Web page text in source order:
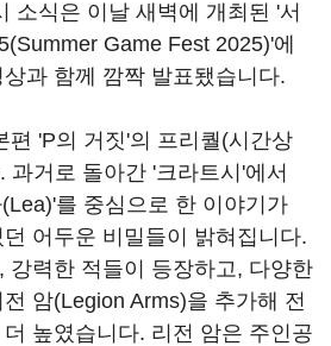
소식은 이날 새벽에 개최된 '서
Game Fest 2025)'에
과 함께 깜짝 발표됐습니다.
편 'P의 거짓'의 프리퀄(시간상
과거로 돌아간 '크라트시'에서
를 중심으로 한 이야기가
어두운 비밀들이 밝혀집니다.
강력한 적들이 등장하고, 다양한
암(Legion Arms)을 추가해 전
높였습니다. 리전 암은 주인공